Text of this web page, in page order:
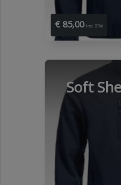
€ 85,00 Incl. BTW
Soft